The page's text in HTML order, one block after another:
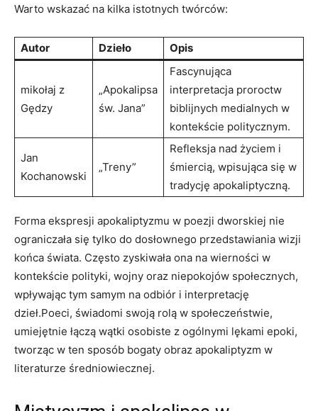
Warto wskazać na kilka istotnych twórców:
Autor Dzieło Opis
mikołaj z
Gędzy
„Apokalipsa
św. Jana”
Fascynująca
‍interpretacja proroctw
biblijnych medialnych w
⁣kontekście politycznym.
Jan
Kochanowski
„Treny”
Refleksja nad ⁢życiem i
śmiercią, wpisująca się w
tradycję apokaliptyczną.
Forma ekspresji ⁤apokaliptyzmu w poezji dworskiej nie
ograniczała się tylko do dosłownego przedstawiania wizji
końca świata. ⁤Często zyskiwała‌ ona na wierności w
kontekście polityki,‌ wojny⁣ oraz niepokojów ⁢społecznych,
wpływając tym samym​ na⁢ odbiór i interpretację
dzieł.Poeci,​ świadomi swoją ‍rolą w społeczeństwie,
umiejętnie​ łączą wątki osobiste z⁤ ogólnymi lękami epoki,
tworząc w ten sposób bogaty obraz⁣ apokaliptyzm ‌w
literaturze średniowiecznej.